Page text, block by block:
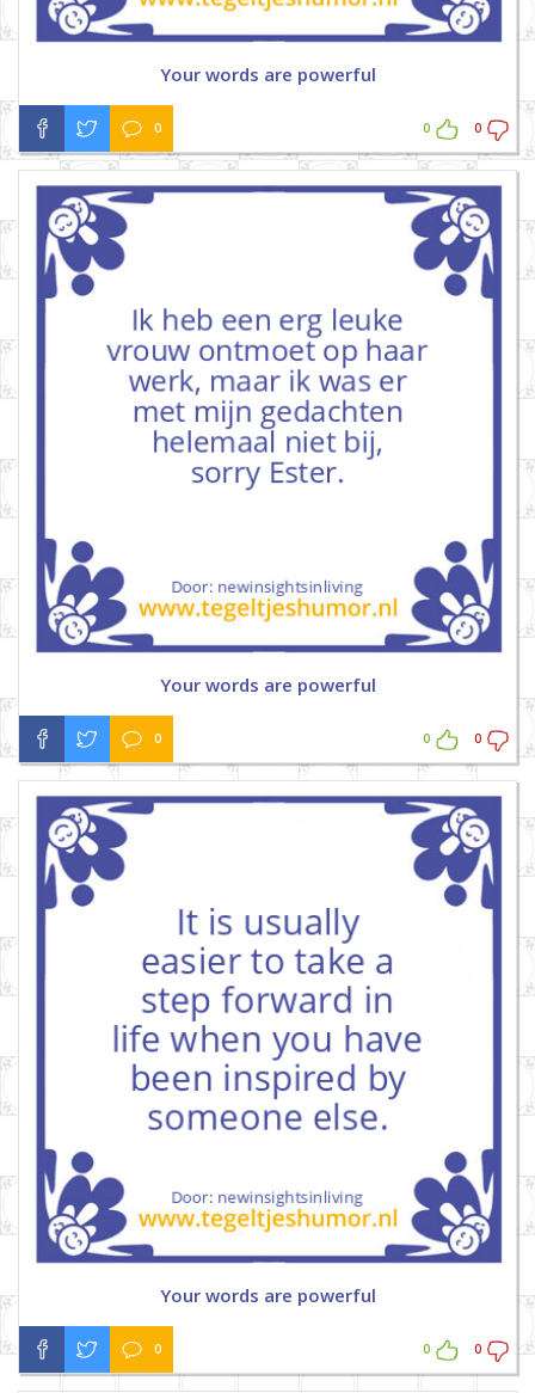
Your words are powerful
0 0 0
Your words are powerful
0 0 0
Your words are powerful
0 0 0